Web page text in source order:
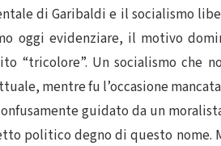
di Garibaldi e il socialismo
oggi evidenziare, il motivo
“tricolore”. Un socialismo che
mentre fu l’occasione
guidato da un
politico degno di questo nome.